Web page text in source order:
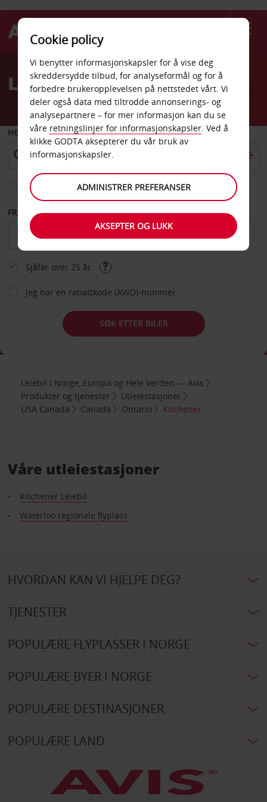
Welcome
AvisLeiebil Kitchener
HENT FRA
Velg et annet leveringssted
FRA DATO TIL DATO
Sjåfør over 25 år
Jeg har en rabattkode (AWD)-nummer
SØK ETTER BILER
Leiebil i Norge, Europa og Hele Verden — Avis
Produkter og tjenester
Utleiestasjoner
USA Canada
Canada Ontario Kitchener
Våre utleiestasjoner
Kitchener Leiebil
Waterloo regionale flyplass
HVORDAN KAN VI HJELPE DEG?
TJENESTER
POPULÆRE FLYPLASSER I NORGE
POPULÆRE BYER I NORGE
POPULÆRE DESTINASJONER
POPULÆRE LAND
Cookie policy
Vi benytter informasjonskapsler for å vise deg
skreddersydde tilbud, for analyseformål og for å
forbedre brukeropplevelsen på nettstedet vårt. Vi
deler også data med tiltrodde annonserings- og
analysepartnere – for mer informasjon kan du se
våre retningslinjer for informasjonskapsler. Ved å
klikke GODTA aksepterer du vår bruk av
informasjonskapsler.
ADMINISTRER PREFERANSER
AKSEPTER OG LUKK